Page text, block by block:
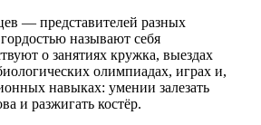
— представителей разных
называют себя
о занятиях кружка, выездах
олимпиадах, играх и,
навыках: умении залезать
и разжигать костёр.